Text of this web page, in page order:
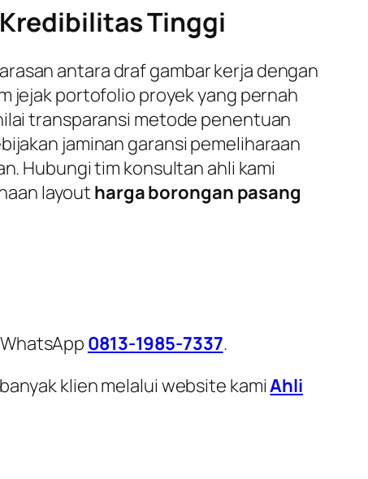
Tinggi
antara draf gambar kerja dengan
jejak portofolio proyek yang pernah
transparansi metode penentuan
jaminan garansi pemeliharaan
Hubungi tim konsultan ahli kami
layoutharga borongan pasang
0813-1985-7337.
klien melalui website kamiAhli